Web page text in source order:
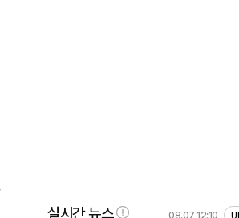
실시간 뉴스 08.07 12:10